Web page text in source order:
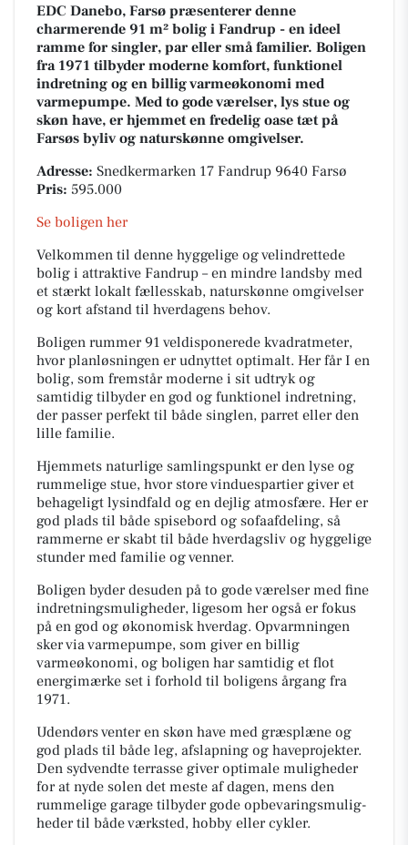
EDC Danebo, Farsø præsenterer denne
charmerende 91 m² bolig i Fandrup - en ideel
ramme for singler, par eller små familier. Boligen
fra 1971 tilbyder moderne komfort, funktionel
indretning og en billig varmeøkonomi med
varmepumpe. Med to gode værelser, lys stue og
skøn have, er hjemmet en fredelig oase tæt på
Farsøs byliv og naturskønne omgivelser.
Adresse: Snedkermarken 17 Fandrup 9640 Farsø
Pris: 595.000
Se boligen her
Velkommen til denne hyggelige og velindrettede
bolig i attraktive Fandrup – en mindre landsby med
et stærkt lokalt fællesskab, naturskønne omgivelser
og kort afstand til hverdagens behov.
Boligen rummer 91 veldisponerede kvadratmeter,
hvor planløsningen er udnyttet optimalt. Her får I en
bolig, som fremstår moderne i sit udtryk og
samtidig tilbyder en god og funktionel indretning,
der passer perfekt til både singlen, parret eller den
lille familie.
Hjemmets naturlige samlingspunkt er den lyse og
rummelige stue, hvor store vinduespartier giver et
behageligt lysindfald og en dejlig atmosfære. Her er
god plads til både spisebord og sofaafdeling, så
rammerne er skabt til både hverdagsliv og hyggelige
stunder med familie og venner.
Boligen byder desuden på to gode værelser med fine
in­dret­nings­mu­lig­he­der, ligesom her også er fokus
på en god og økonomisk hverdag. Opvarmningen
sker via varmepumpe, som giver en billig
varmeøkonomi, og boligen har samtidig et flot
energimærke set i forhold til boligens årgang fra
1971.
Udendørs venter en skøn have med græsplæne og
god plads til både leg, afslapning og haveprojekter.
Den sydvendte terrasse giver optimale muligheder
for at nyde solen det meste af dagen, mens den
rummelige garage tilbyder gode op­be­va­rings­mu­lig­
he­der til både værksted, hobby eller cykler.